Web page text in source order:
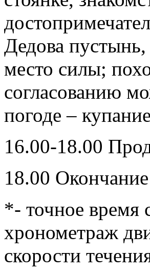
Дедова
место силы;
согласованию
погоде –
16.00-18.00
18.00
*- точное время
хронометраж
скорости